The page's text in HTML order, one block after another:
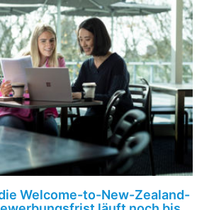
Welcome-to-New-Zealand-